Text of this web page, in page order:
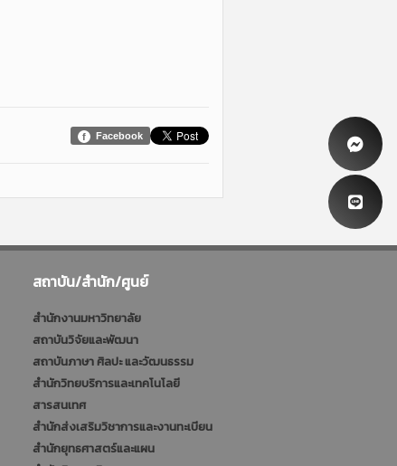
Facebook
สถาบัน/สำนัก/ศูนย์
สำนักงานมหาวิทยาลัย
สถาบันวิจัยและพัฒนา
สถาบันภาษา ศิลปะ และวัฒนธรรม
สำนักวิทยบริการและเทคโนโลยี
สารสนเทศ
สำนักส่งเสริมวิชาการและงานทะเบียน
สำนักยุทธศาสตร์และแผน